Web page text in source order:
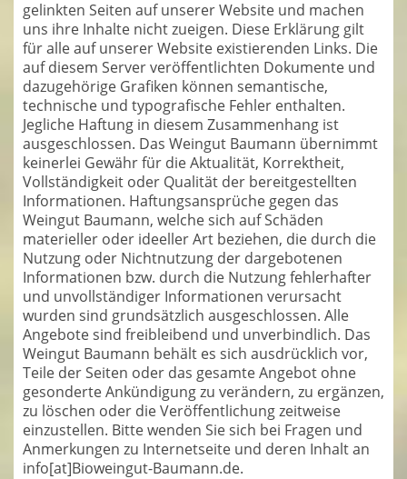
gelinkten Seiten auf unserer Website und machen
uns ihre Inhalte nicht zueigen. Diese Erklärung gilt
für alle auf unserer Website existierenden Links. Die
auf diesem Server veröffentlichten Dokumente und
dazugehörige Grafiken können semantische,
technische und typografische Fehler enthalten.
Jegliche Haftung in diesem Zusammenhang ist
ausgeschlossen. Das Weingut Baumann übernimmt
keinerlei Gewähr für die Aktualität, Korrektheit,
Vollständigkeit oder Qualität der bereitgestellten
Informationen. Haftungsansprüche gegen das
Weingut Baumann, welche sich auf Schäden
materieller oder ideeller Art beziehen, die durch die
Nutzung oder Nichtnutzung der dargebotenen
Informationen bzw. durch die Nutzung fehlerhafter
und unvollständiger Informationen verursacht
wurden sind grundsätzlich ausgeschlossen. Alle
Angebote sind freibleibend und unverbindlich. Das
Weingut Baumann behält es sich ausdrücklich vor,
Teile der Seiten oder das gesamte Angebot ohne
gesonderte Ankündigung zu verändern, zu ergänzen,
zu löschen oder die Veröffentlichung zeitweise
einzustellen. Bitte wenden Sie sich bei Fragen und
Anmerkungen zu Internetseite und deren Inhalt an
info[at]Bioweingut-Baumann.de.